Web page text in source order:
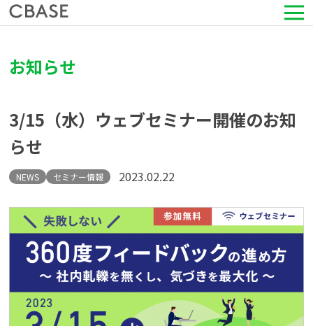
導入事例
セミナー情報
HRコラム
お知らせ
会社情報
お知らせ
3/15（水）ウェブセミナー開催のお知
らせ
NEWS セミナー情報 2023.02.22